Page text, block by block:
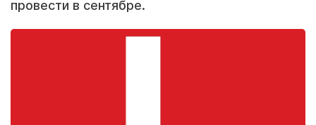
провести в сентябре.